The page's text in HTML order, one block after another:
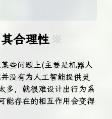
合理性
些问题上(主要是机器人
没有为人工智能提供灵
多，就很难设计出行为系
能存在的相互作用会变得